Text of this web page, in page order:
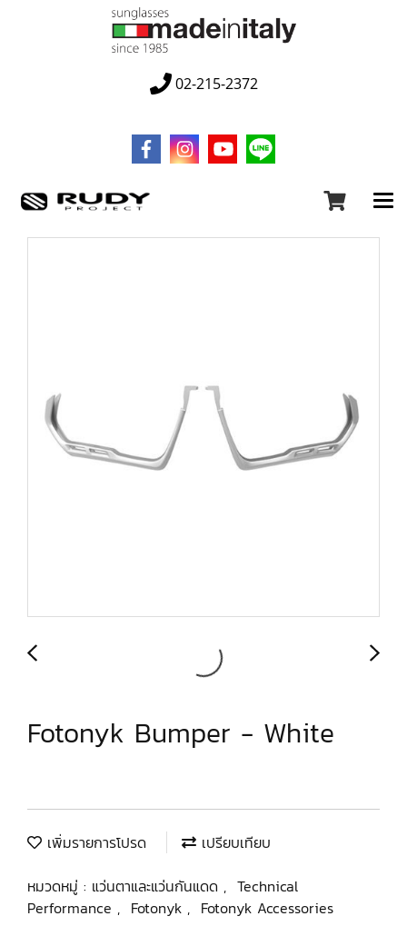
02-215-2372
Fotonyk Bumper - White
เพิ่มรายการโปรด
เปรียบเทียบ
หมวดหมู่ : แว่นตาและแว่นกันแดด , Technical
Performance , Fotonyk , Fotonyk Accessories